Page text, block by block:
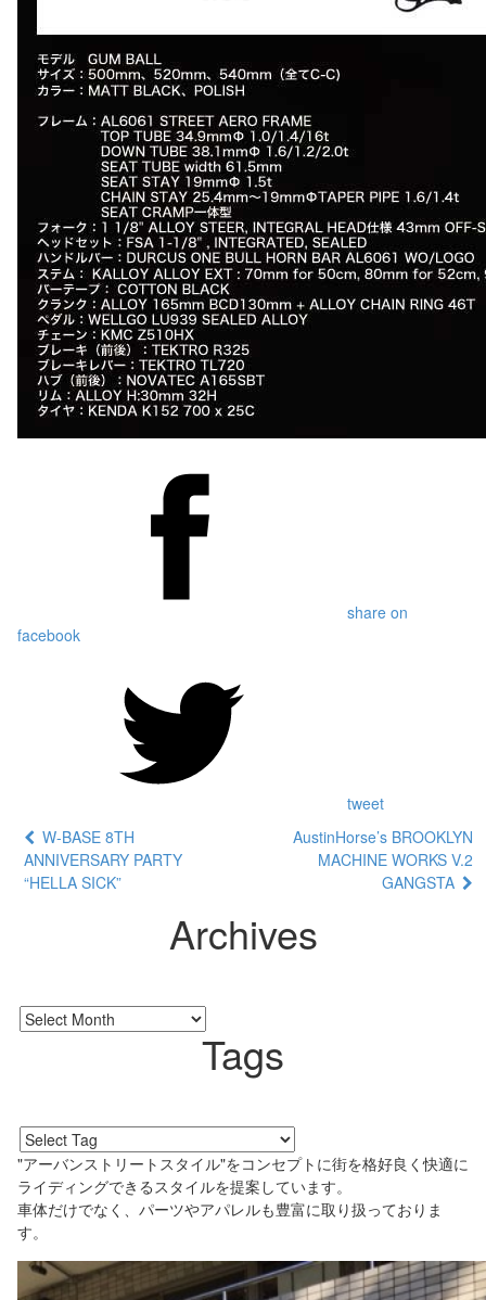
share on
facebook
tweet
W-BASE 8TH
ANNIVERSARY PARTY
“HELLA SICK”
AustinHorse’s BROOKLYN
MACHINE WORKS V.2
GANGSTA
Archives
Tags
"アーバンストリートスタイル"をコンセプトに街を格好良く快適に
ライディングできるスタイルを提案しています。
車体だけでなく、パーツやアパレルも豊富に取り扱っておりま
す。